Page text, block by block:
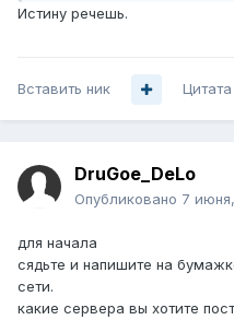
Истину речешь.
Вставить ник Цитата
DruGoe_DeLo
Опубликовано 7
для начала
сядьте и напишите на
сети.
какие сервера вы хотите